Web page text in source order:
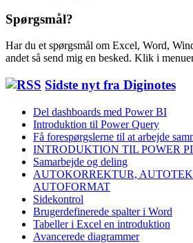
Spørgsmål?
Har du et spørgsmål om Excel, Word,
andet så send mig en besked. Klik i
Sidste nyt fra Diginotes
Del dashboards med Power BI
Introduktion til Power Query
Få forespørgslerne til at arbejde
INTRODUKTION TIL POWER
Samarbejde og deling
AUTOKORREKTUR,
AUTOFORMAT
Sidekontrol
Brugerdefinerede spalter i Word
Tabeller i Excel en introduktion
Avancerede diagrammer